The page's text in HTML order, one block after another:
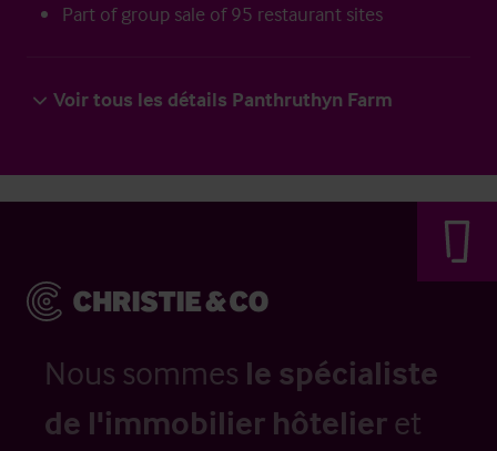
Part of group sale of 95 restaurant sites
Voir tous les détails Panthruthyn Farm
Nous sommes le spécialiste
de l'immobilier hôtelier et